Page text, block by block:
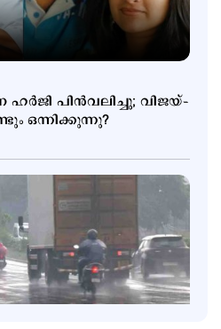
പിന്‍വലിച്ചു; വിജയ്–
ഒന്നിക്കുന്നു?